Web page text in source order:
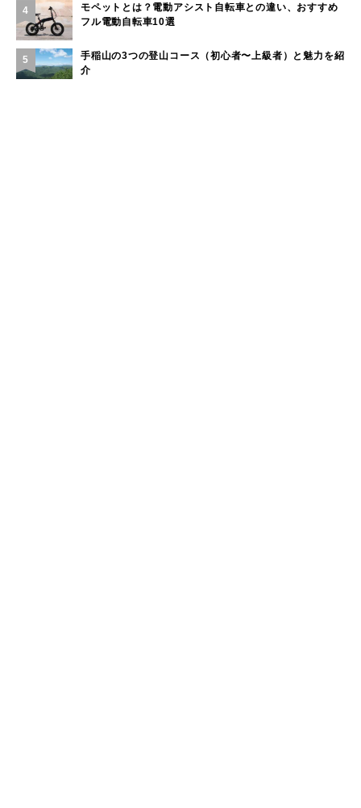
4
モペットとは？電動アシスト自転車との違い、おすすめ
フル電動自転車10選
5
手稲山の3つの登山コース（初心者〜上級者）と魅力を紹
介